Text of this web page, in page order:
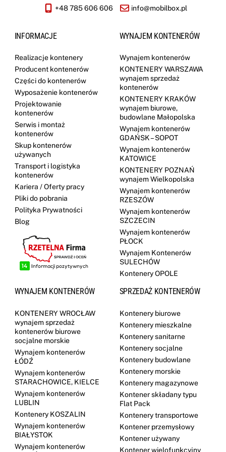
+48 785 606 606
info@mobilbox.pl
INFORMACJE
Realizacje kontenery
Producent kontenerów
Części do kontenerów
Wyposażenie kontenerów
Projektowanie
kontenerów
Serwis i montaż
kontenerów
Skup kontenerów
używanych
Transport i logistyka
kontenerów
Kariera / Oferty pracy
Pliki do pobrania
Polityka Prywatności
Blog
WYNAJEM KONTENERÓW
Wynajem kontenerów
KONTENERY WARSZAWA
wynajem sprzedaż
kontenerów
KONTENERY KRAKÓW
wynajem biurowe,
budowlane Małopolska
Wynajem kontenerów
GDAŃSK – SOPOT
Wynajem kontenerów
KATOWICE
KONTENERY POZNAŃ
wynajem Wielkopolska
Wynajem kontenerów
RZESZÓW
Wynajem kontenerów
SZCZECIN
Wynajem kontenerów
PŁOCK
Wynajem Kontenerów
SULECHÓW
Kontenery OPOLE
WYNAJEM KONTENERÓW
KONTENERY WROCŁAW
wynajem sprzedaż
kontenerów biurowe
socjalne morskie
Wynajem kontenerów
ŁÓDŹ
Wynajem kontenerów
STARACHOWICE, KIELCE
Wynajem kontenerów
LUBLIN
Kontenery KOSZALIN
Wynajem kontenerów
BIAŁYSTOK
Wynajem kontenerów
SPRZEDAŻ KONTENERÓW
Kontenery biurowe
Kontenery mieszkalne
Kontenery sanitarne
Kontenery socjalne
Kontenery budowlane
Kontenery morskie
Kontenery magazynowe
Kontener składany typu
Flat Pack
Kontenery transportowe
Kontener przemysłowy
Kontener używany
Kontener wielofunkcyjny